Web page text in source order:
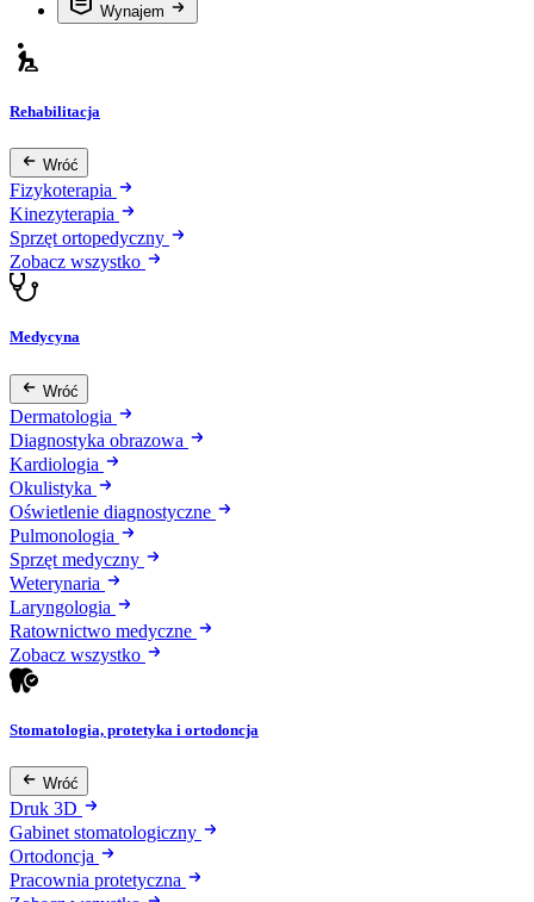
Wynajem
Rehabilitacja
Wróć
Fizykoterapia
Kinezyterapia
Sprzęt ortopedyczny
Zobacz wszystko
Medycyna
Wróć
Dermatologia
Diagnostyka obrazowa
Kardiologia
Okulistyka
Oświetlenie diagnostyczne
Pulmonologia
Sprzęt medyczny
Weterynaria
Laryngologia
Ratownictwo medyczne
Zobacz wszystko
Stomatologia, protetyka i ortodoncja
Wróć
Druk 3D
Gabinet stomatologiczny
Ortodoncja
Pracownia protetyczna